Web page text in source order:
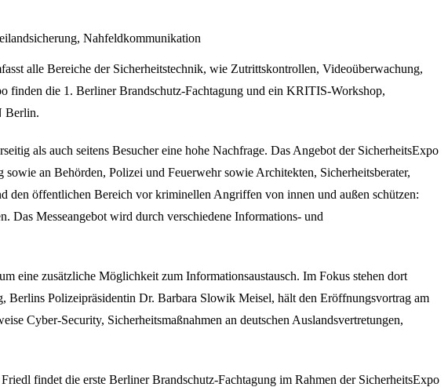
Nahfeldkommunikation
alle Bereiche der Sicherheitstechnik, wie Zutrittskontrollen, Videoüberwachung,
finden die 1. Berliner Brandschutz-Fachtagung und ein KRITIS-Workshop,
Berlin.
als auch seitens Besucher eine hohe Nachfrage. Das Angebot der SicherheitsExpo
an Behörden, Polizei und Feuerwehr sowie Architekten, Sicherheitsberater,
den öffentlichen Bereich vor kriminellen Angriffen von innen und außen schützen:
Das Messeangebot wird durch verschiedene Informations- und
eine zusätzliche Möglichkeit zum Informationsaustausch. Im Fokus stehen dort
Berlins Polizeipräsidentin Dr. Barbara Slowik Meisel, hält den Eröffnungsvortrag am
Cyber-Security, Sicherheitsmaßnahmen an deutschen Auslandsvertretungen,
findet die erste Berliner Brandschutz-Fachtagung im Rahmen der SicherheitsExpo